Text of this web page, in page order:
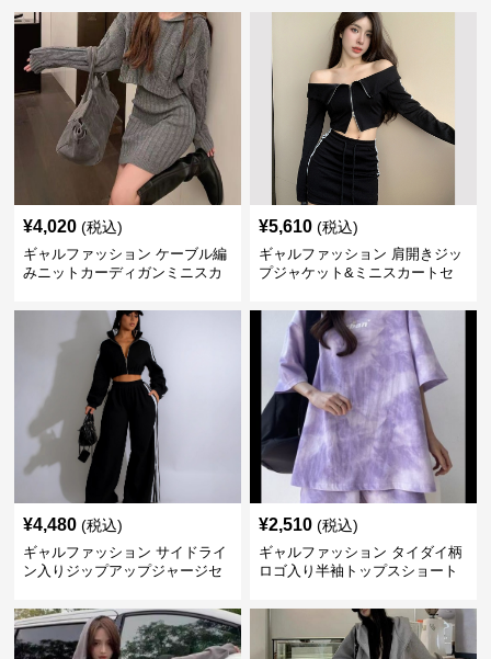
¥4,020 (税込)
ギャルファッション ケーブル編
みニットカーディガンミニスカ
¥5,610 (税込)
ギャルファッション 肩開きジッ
プジャケット&ミニスカートセ
¥4,480 (税込)
ギャルファッション サイドライ
ン入りジップアップジャージセ
¥2,510 (税込)
ギャルファッション タイダイ柄
ロゴ入り半袖トップスショート